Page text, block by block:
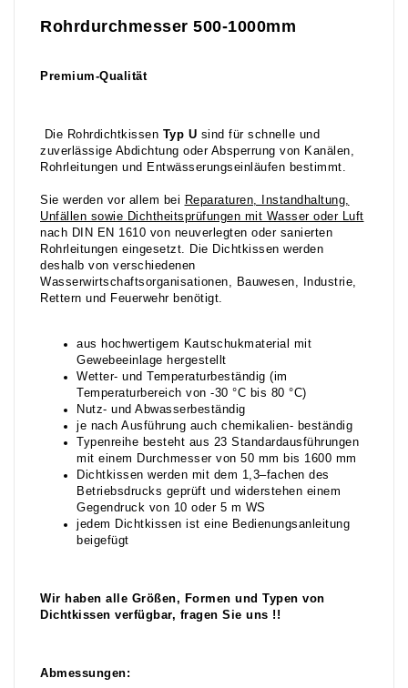
Rohrdurchmesser 500-1000mm
Premium-Qualität
Die Rohrdichtkissen Typ U sind für schnelle und
zuverlässige Abdichtung oder Absperrung von Kanälen,
Rohrleitungen und Entwässerungseinläufen bestimmt.
Sie werden vor allem bei Reparaturen, Instandhaltung,
Unfällen sowie Dichtheitsprüfungen mit Wasser oder Luft
nach DIN EN 1610 von neuverlegten oder sanierten
Rohrleitungen eingesetzt. Die Dichtkissen werden
deshalb von verschiedenen
Wasserwirtschaftsorganisationen, Bauwesen, Industrie,
Rettern und Feuerwehr benötigt.
aus hochwertigem Kautschukmaterial mit
Gewebeeinlage hergestellt
Wetter- und Temperaturbeständig (im
Temperaturbereich von -30 °C bis 80 °C)
Nutz- und Abwasserbeständig
je nach Ausführung auch chemikalien- beständig
Typenreihe besteht aus 23 Standardausführungen
mit einem Durchmesser von 50 mm bis 1600 mm
Dichtkissen werden mit dem 1,3–fachen des
Betriebsdrucks geprüft und widerstehen einem
Gegendruck von 10 oder 5 m WS
jedem Dichtkissen ist eine Bedienungsanleitung
beigefügt
Wir haben alle Größen, Formen und Typen von
Dichtkissen verfügbar, fragen Sie uns !!
Abmessungen: